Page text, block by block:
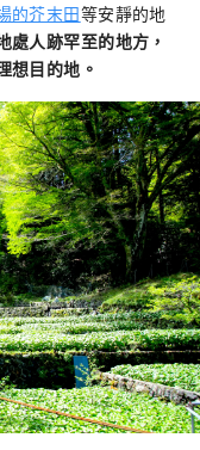
的芥末田等安靜的地
處人跡罕至的地方，
想目的地。